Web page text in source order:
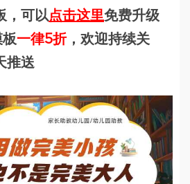
，可以点击这里免费升级
一律5折，欢迎持续关
推送